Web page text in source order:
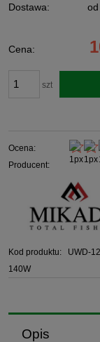
Dostawa:
od
Cena nie zawiera
Cena:
szt
Ocena:
Producent:
Kod produktu:
UWD-
140W
Opis